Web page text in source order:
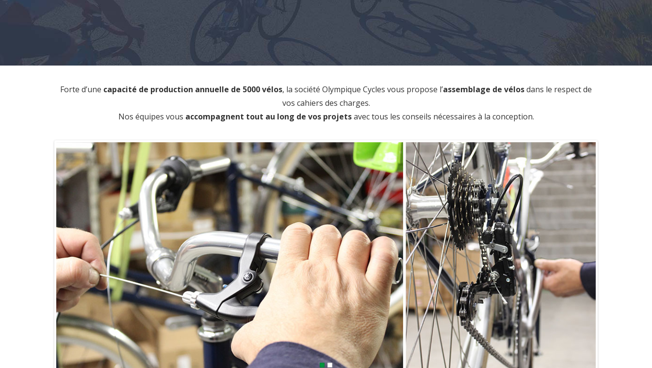
Forte d’une capacité de production annuelle de 5000 vélos, la société Olympique Cycles vous propose l’assemblage de vélosdans le respect de
vos cahiers des charges.
Nos équipes vous accompagnent tout au long de vos projetsavec tous les conseils nécessaires à la conception.